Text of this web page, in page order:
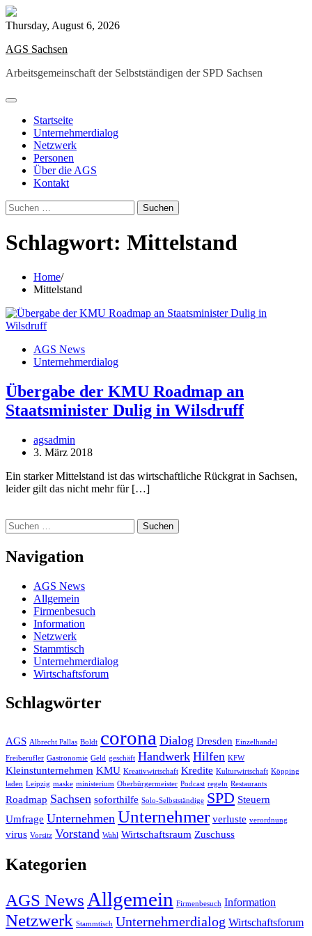
Skip
to
Thursday, August 6, 2026
AGS Sachsen
Arbeitsgemeinschaft der Selbstständigen der SPD Sachsen
Startseite
Unternehmerdialog
Netzwerk
Personen
Über die AGS
Kontakt
Suchen
nach:
Schlagwort: Mittelstand
Home
Mittelstand
AGS News
Unternehmerdialog
Übergabe der KMU Roadmap an
Staatsminister Dulig in Wilsdruff
agsadmin
3. März 2018
Ein starker Mittelstand ist das wirtschaftliche Rückgrat in Sachsen,
leider gilt das nicht mehr für […]
Suchen
nach:
Navigation
AGS News
Allgemein
Firmenbesuch
Information
Netzwerk
Stammtisch
Unternehmerdialog
Wirtschaftsforum
Schlagwörter
AGS Albrecht Pallas Boldt corona Dialog Dresden Einzelhandel
Freiberufler Gastronomie Geld geschäft Handwerk Hilfen KFW
Kleinstunternehmen KMU Kreativwirtschaft Kredite Kulturwirtschaft Köpping
laden Leipzig maske ministerium Oberbürgermeister Podcast regeln Restaurants
Roadmap Sachsen soforthilfe Solo-Selbstständige SPD Steuern
Umfrage Unternehmen Unternehmer verluste verordnung
virus Vorsitz Vorstand Wahl Wirtschaftsraum Zuschuss
Kategorien
AGS News Allgemein Firmenbesuch Information
Netzwerk Stammtisch Unternehmerdialog Wirtschaftsforum